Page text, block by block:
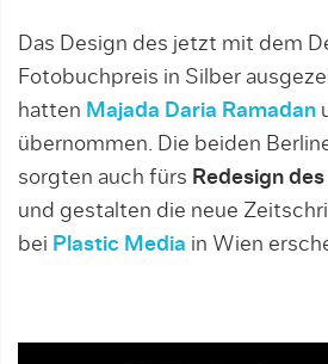
Das Design des jetzt mit dem
Fotobuchpreis in Silber
hatten Majada Daria Ramadan
übernommen. Die beiden
sorgten auch fürs Redesign
und gestalten die neue
bei Plastic Media in Wien